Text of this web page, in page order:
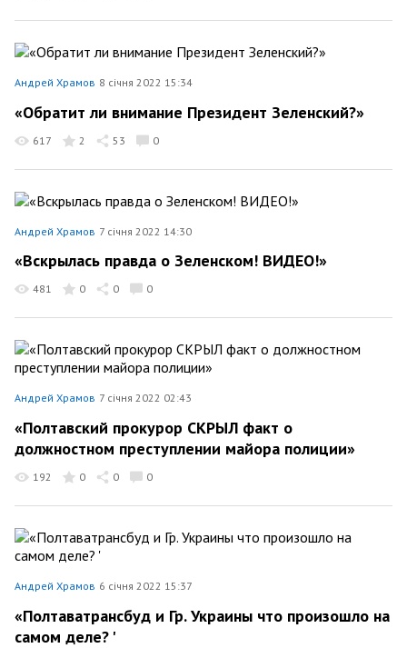
Андрей Храмов 8 січня 2022 15:34
«Обратит ли внимание Президент Зеленский?»
617 2 53 0
Андрей Храмов 7 січня 2022 14:30
«Вскрылась правда о Зеленском! ВИДЕО!»
481 0 0 0
Андрей Храмов 7 січня 2022 02:43
«Полтавский прокурор СКРЫЛ факт о
должностном преступлении майора полиции»
192 0 0 0
Андрей Храмов 6 січня 2022 15:37
«Полтаватрансбуд и Гр. Украины что произошло на
самом деле? '